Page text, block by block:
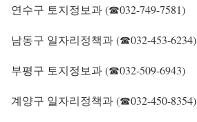
연수구 토지정보과 (☎032-749-7581)
남동구 일자리정책과 (☎032-453-6234)
부평구 토지정보과 (☎032-509-6943)
계양구 일자리정책과 (☎032-450-8354)